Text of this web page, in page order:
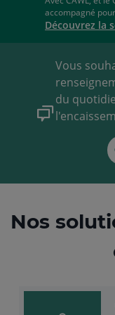
accompagné
Découvrez la
Vous
du
Nos